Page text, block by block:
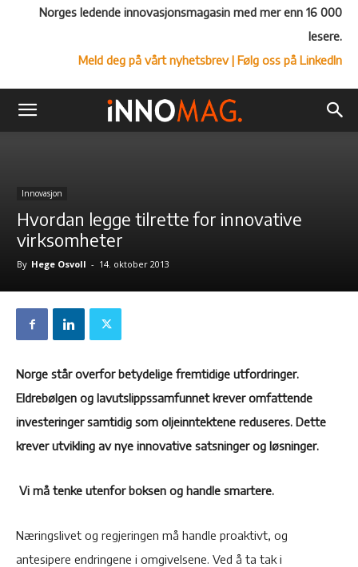
Norges ledende innovasjonsmagasin med mer enn 16 000
lesere.
Meld deg på vårt nyhetsbrev| Følg oss på LinkedIn
Innovasjon
Hvordan legge tilrette for innovative
virksomheter
By Hege Osvoll - 14. oktober 2013
Norge står overfor betydelige fremtidige utfordringer.
Eldrebølgen og lavutslippssamfunnet krever omfattende
investeringer samtidig som oljeinntektene reduseres. Dette
krever utvikling av nye innovative satsninger og løsninger.
Vi må tenke utenfor boksen og handle smartere.
Næringslivet og regjeringen må handle proaktivt, og
antesipere endringene i omgivelsene. Ved å ta tak i